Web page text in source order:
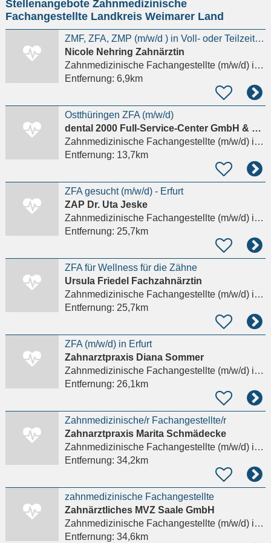
eingeben
Stellenangebote Zahnmedizinische
Fachangestellte Landkreis Weimarer Land
ZMF, ZFA, ZMP (m/w/d ) in Voll- oder Teilzeit gesucht
Nicole Nehring Zahnärztin
Zahnmedizinische Fachangestellte (m/w/d)in Weimar
Entfernung: 6,9km
Ostthüringen ZFA (m/w/d)
dental 2000 Full-Service-Center GmbH & Co.KG
Zahnmedizinische Fachangestellte (m/w/d)in Jena
Entfernung: 13,7km
ZFA gesucht (m/w/d) - Erfurt
ZAP Dr. Uta Jeske
Zahnmedizinische Fachangestellte (m/w/d)in Erfurt, Johannesvorstadt
Entfernung: 25,7km
ZFA für Wellness für die Zähne
Ursula Friedel Fachzahnärztin
Zahnmedizinische Fachangestellte (m/w/d)in Albersdorf Saale-Holzland-Kreis
Entfernung: 25,7km
ZFA (m/w/d) in Erfurt
Zahnarztpraxis Diana Sommer
Zahnmedizinische Fachangestellte (m/w/d)in Erfurt, Altstadt
Entfernung: 26,1km
Zahnmedizinische/r Fachangestellte/r
Zahnarztpraxis Marita Schmädecke
Zahnmedizinische Fachangestellte (m/w/d)in Saalfeld/Saale
Entfernung: 34,2km
zahnmedizinische Fachangestellte
Zahnärztliches MVZ Saale GmbH
Zahnmedizinische Fachangestellte (m/w/d)in Saalfeld/Saale
Entfernung: 34,6km